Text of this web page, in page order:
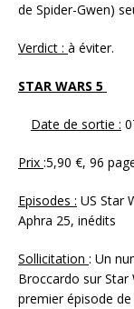
de Spider-Gwen)
Verdict : à éviter.
STAR WARS 5
Date de sortie :
Prix :5,90 €, 96
Episodes : US Star
Aphra 25, inédits
Sollicitation : Un
Broccardo sur Star
premier épisode